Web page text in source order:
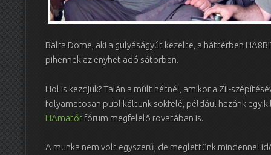
Balra Döme, aki a gulyáságyút kezelte, a háttérben
pihennek az enyhet adó sátorban.
Hol is kezdjük? Talán a múlt hétnél, amikor a Zil-
folyamatosan publikáltunk sokfelé, például hazánk
HAmatőr fórum megfelelő rovatában is.
A munka nem volt egyszerű, de meglettünk mindennel